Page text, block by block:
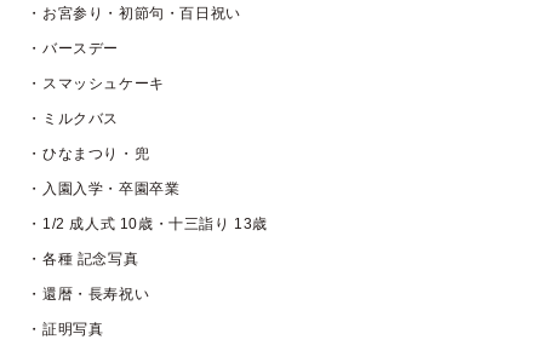
・お宮参り・初節句・百日祝い
・バースデー
・スマッシュケーキ
・ミルクバス
・ひなまつり・兜
・入園入学・卒園卒業
・1/2 成人式 10歳・十三詣り 13歳
・各種 記念写真
・還暦・長寿祝い
・証明写真